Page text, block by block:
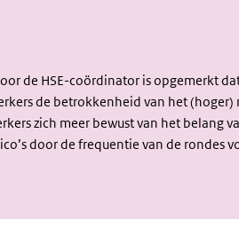
de HSE-coördinator is opgemerkt
de betrokkenheid van het
zich meer bewust van het belang
door de frequentie van de rondes